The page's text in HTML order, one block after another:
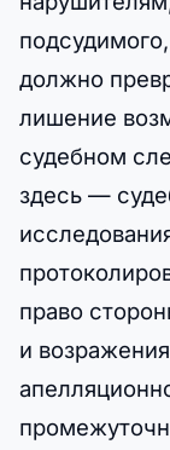
должно
лишение
судебном
здесь —
право
и